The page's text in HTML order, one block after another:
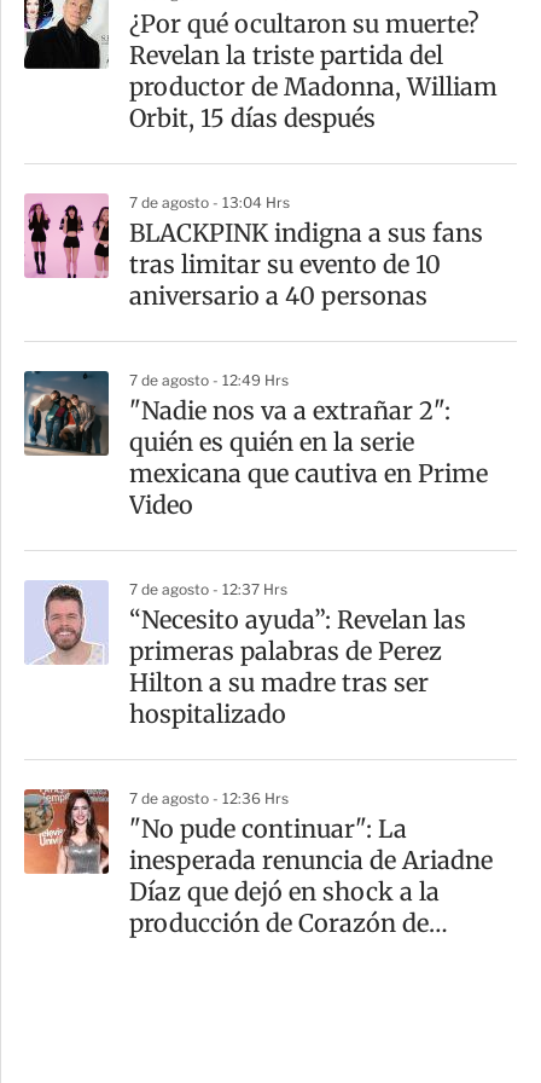
a
r
t
¿Por qué ocultaron su muerte?
Revelan la triste partida del
productor de Madonna, William
Orbit, 15 días después
7 de agosto - 13:04 Hrs
BLACKPINK indigna a sus fans
tras limitar su evento de 10
aniversario a 40 personas
7 de agosto - 12:49 Hrs
"Nadie nos va a extrañar 2":
quién es quién en la serie
mexicana que cautiva en Prime
Video
7 de agosto - 12:37 Hrs
“Necesito ayuda”: Revelan las
primeras palabras de Perez
Hilton a su madre tras ser
hospitalizado
7 de agosto - 12:36 Hrs
"No pude continuar": La
inesperada renuncia de Ariadne
Díaz que dejó en shock a la
producción de Corazón de